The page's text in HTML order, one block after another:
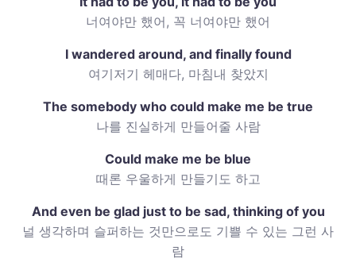
너여야만 했어, 꼭 너여야만 했어
I wandered around, and finally found
여기저기 헤매다, 마침내 찾았지
The somebody who could make me be true
나를 진실하게 만들어줄 사람
Could make me be blue
때론 우울하게 만들기도 하고
And even be glad just to be sad, thinking of you
널 생각하며 슬퍼하는 것만으로도 기쁠 수 있는 그런 사
람